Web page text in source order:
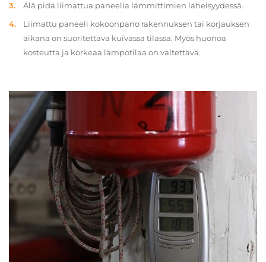
Älä pidä liimattua paneelia lämmittimien läheisyydessä.
Liimattu paneeli kokoonpano rakennuksen tai korjauksen
aikana on suoritettava kuivassa tilassa. Myös huonoa
kosteutta ja korkeaa lämpötilaa on vältettävä.